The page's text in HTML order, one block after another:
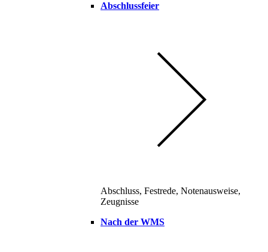
Abschlussfeier
Abschluss, Festrede, Notenausweise,
Zeugnisse
Nach der WMS